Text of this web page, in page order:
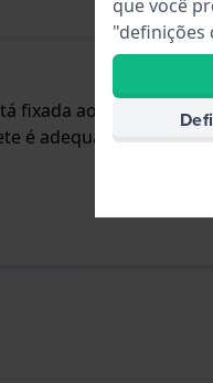
fixada ao relógio
é adequada para
que você
"definições